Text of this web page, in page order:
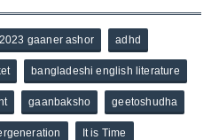
2023 gaaner ashor adhd
bangladeshi english literature
gaanbaksho geetoshudha
It is Time